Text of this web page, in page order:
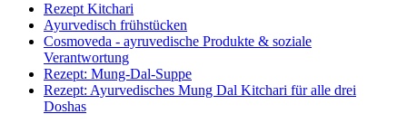
Rezept Kitchari
Ayurvedisch frühstücken
Cosmoveda - ayruvedische Produkte & soziale
Verantwortung
Rezept: Mung-Dal-Suppe
Rezept: Ayurvedisches Mung Dal Kitchari für alle drei
Doshas